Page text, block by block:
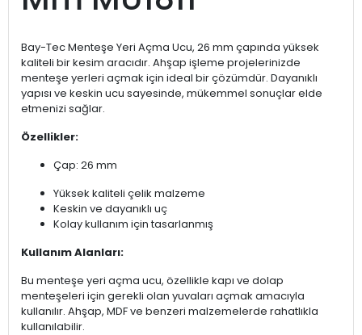
Bay-Tec Menteşe Yeri Açma Ucu, 26 mm çapında yüksek
kaliteli bir kesim aracıdır. Ahşap işleme projelerinizde
menteşe yerleri açmak için ideal bir çözümdür. Dayanıklı
yapısı ve keskin ucu sayesinde, mükemmel sonuçlar elde
etmenizi sağlar.
Özellikler:
Çap: 26 mm
Yüksek kaliteli çelik malzeme
Keskin ve dayanıklı uç
Kolay kullanım için tasarlanmış
Kullanım Alanları:
Bu menteşe yeri açma ucu, özellikle kapı ve dolap
menteşeleri için gerekli olan yuvaları açmak amacıyla
kullanılır. Ahşap, MDF ve benzeri malzemelerde rahatlıkla
kullanılabilir.